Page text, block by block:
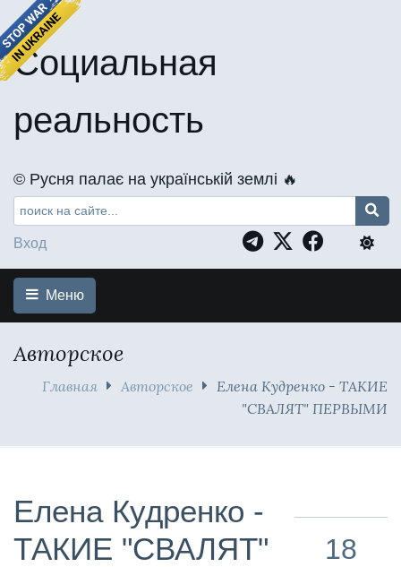
Социальная
реальность
©️ Русня палає на українській землі 🔥
Вход
Меню
Авторское
Главная Авторское
Елена Кудренко - ТАКИЕ
"СВАЛЯТ" ПЕРВЫМИ
Елена Кудренко -
ТАКИЕ "СВАЛЯТ"
18